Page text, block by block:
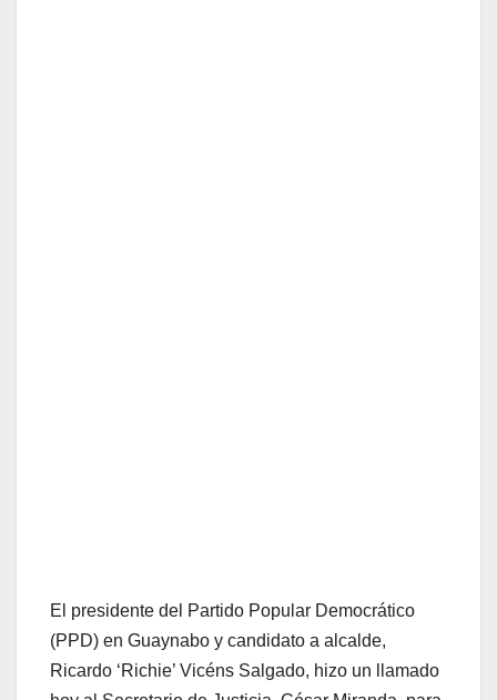
El presidente del Partido Popular Democrático
(PPD) en Guaynabo y candidato a alcalde,
Ricardo ‘Richie’ Vicéns Salgado, hizo un llamado